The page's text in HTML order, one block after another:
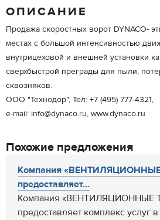
ОПИСАНИЕ
Продажа скоростных ворот DYNACO-
местах с большой интенсивностью
внутрицеховой и внешней установки
сверхбыстрой преграды для пыли,
сквозняков.
ООО "Технодор", Тел: +7 (495) 777-4321,
e-mail: info@dynaco.ru, www.dynaco.ru
Похожие предложения
Компания
предоставляет...
Компания «ВЕНТИЛЯЦИОННЫЕ
предоставляет комплекс услуг